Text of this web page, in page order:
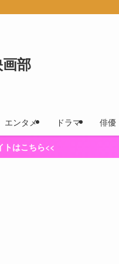
部
エンタメ ドラマ 俳優
トはこちら<<